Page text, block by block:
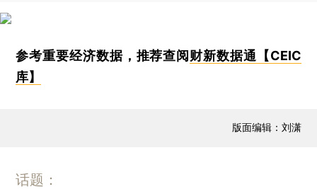
参考重要经济数据，推荐查阅财新数据通【CEIC
库】
版面编辑：刘潇
话题：